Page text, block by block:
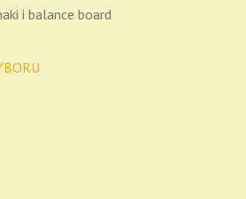
i balance board